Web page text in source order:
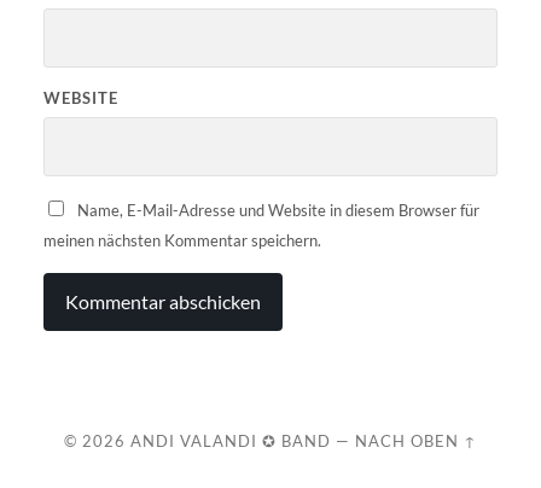
WEBSITE
Name, E-Mail-Adresse und Website in diesem Browser für
meinen nächsten Kommentar speichern.
© 2026 ANDI VALANDI ✪ BAND — NACH OBEN ↑